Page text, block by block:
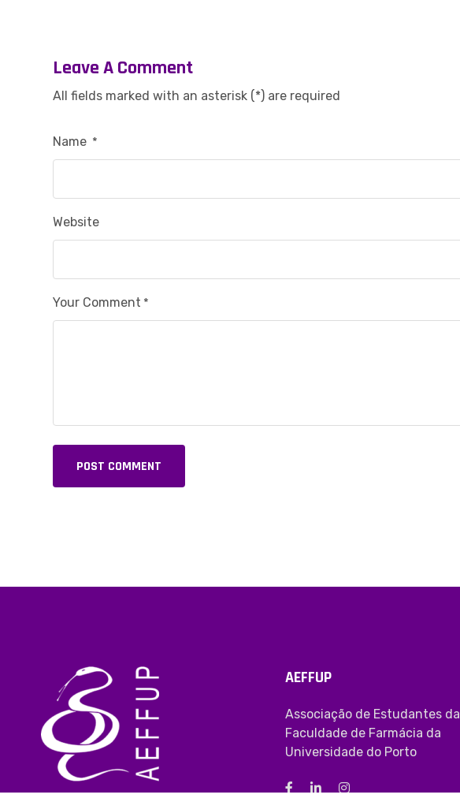
Leave A Comment
All fields marked with an asterisk (*) are required
Name *
Website
Your Comment *
POST COMMENT
AEFFUP
Associação de Estudantes da
Faculdade de Farmácia da
Universidade do Porto